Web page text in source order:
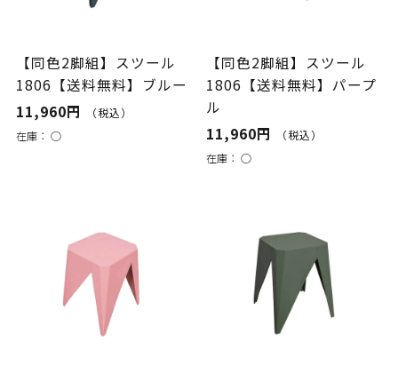
【同色2脚組】スツール
1806【送料無料】ブルー
11,960円
（税込）
在庫： ○
【同色2脚組】スツール
1806【送料無料】パープ
ル
11,960円
（税込）
在庫：○